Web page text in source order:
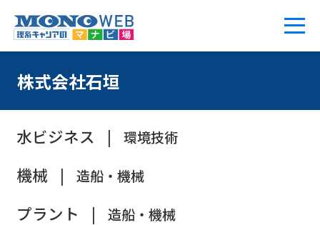
株式会社石垣
水ビジネス 環境技術
機械 造船・機械
プラント 造船・機械